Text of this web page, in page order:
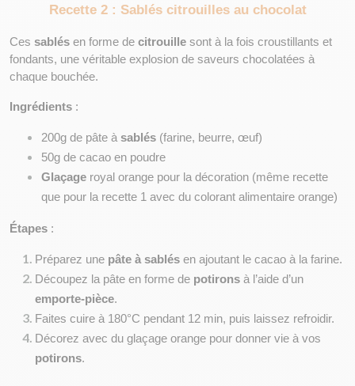
Recette 2 : Sablés citrouilles au chocolat
Ces sablés en forme de citrouille sont à la fois croustillants et
fondants, une véritable explosion de saveurs chocolatées à
chaque bouchée.
Ingrédients :
200g de pâte à sablés (farine, beurre, œuf)
50g de cacao en poudre
Glaçage royal orange pour la décoration (même recette
que pour la recette 1 avec du colorant alimentaire orange)
Étapes :
Préparez une pâte à sablés en ajoutant le cacao à la farine.
Découpez la pâte en forme de potirons
emporte-pièce.
Faites cuire à 180°C pendant 12 min, puis laissez refroidir.
potirons.